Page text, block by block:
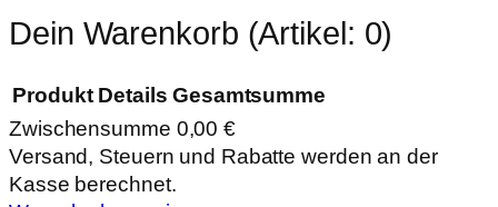
Dein Warenkorb (Artikel: 0)
Produkte
im
Produkt Details Gesamtsumme
Zwischensumme 0,00 €
Versand, Steuern und Rabatte werden an der
Kasse berechnet.